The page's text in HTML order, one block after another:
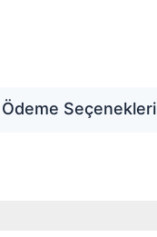
Ödeme Seçenekleri